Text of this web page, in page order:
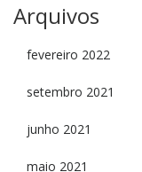
Arquivos
fevereiro 2022
setembro 2021
junho 2021
maio 2021